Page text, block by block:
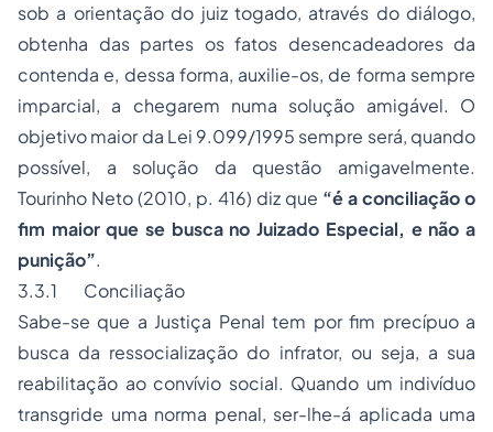
sob a orientação do juiz togado, através do diálogo,
obtenha das partes os fatos desencadeadores da
contenda e, dessa forma, auxilie-os, de forma sempre
imparcial, a chegarem numa solução amigável. O
objetivo maior da Lei 9.099/1995 sempre será, quando
possível, a solução da questão amigavelmente.
Tourinho Neto (2010, p. 416) diz que “é a conciliação o
fim maior que se busca no Juizado Especial, e não a
punição”.
3.3.1 Conciliação
Sabe-se que a Justiça Penal tem por fim precípuo a
busca da ressocialização do infrator, ou seja, a sua
reabilitação ao convívio social. Quando um indivíduo
transgride uma norma penal, ser-lhe-á aplicada uma